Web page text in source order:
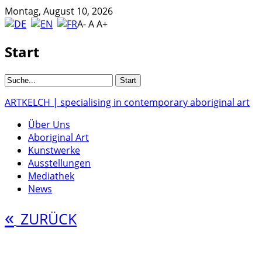
Montag, August 10, 2026
A-AA+
Start
ARTKELCH | specialising in contemporary aboriginal art
Über Uns
Aboriginal Art
Kunstwerke
Ausstellungen
Mediathek
News
« ZURÜCK